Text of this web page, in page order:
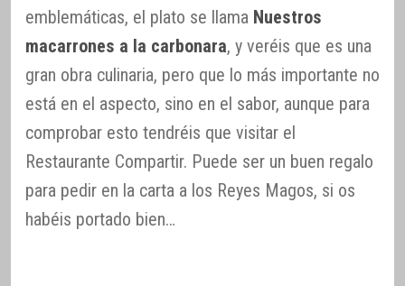
emblemáticas, el plato se llama Nuestros
macarrones a la carbonara, y veréis que es una
gran obra culinaria, pero que lo más importante no
está en el aspecto, sino en el sabor, aunque para
comprobar esto tendréis que visitar el
Restaurante Compartir. Puede ser un buen regalo
para pedir en la carta a los Reyes Magos, si os
habéis portado bien…